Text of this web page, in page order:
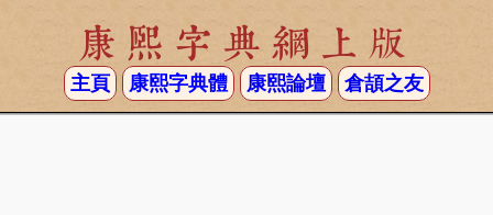
康熙字典網上版
主頁 康熙字典體 康熙論壇 倉頡之友